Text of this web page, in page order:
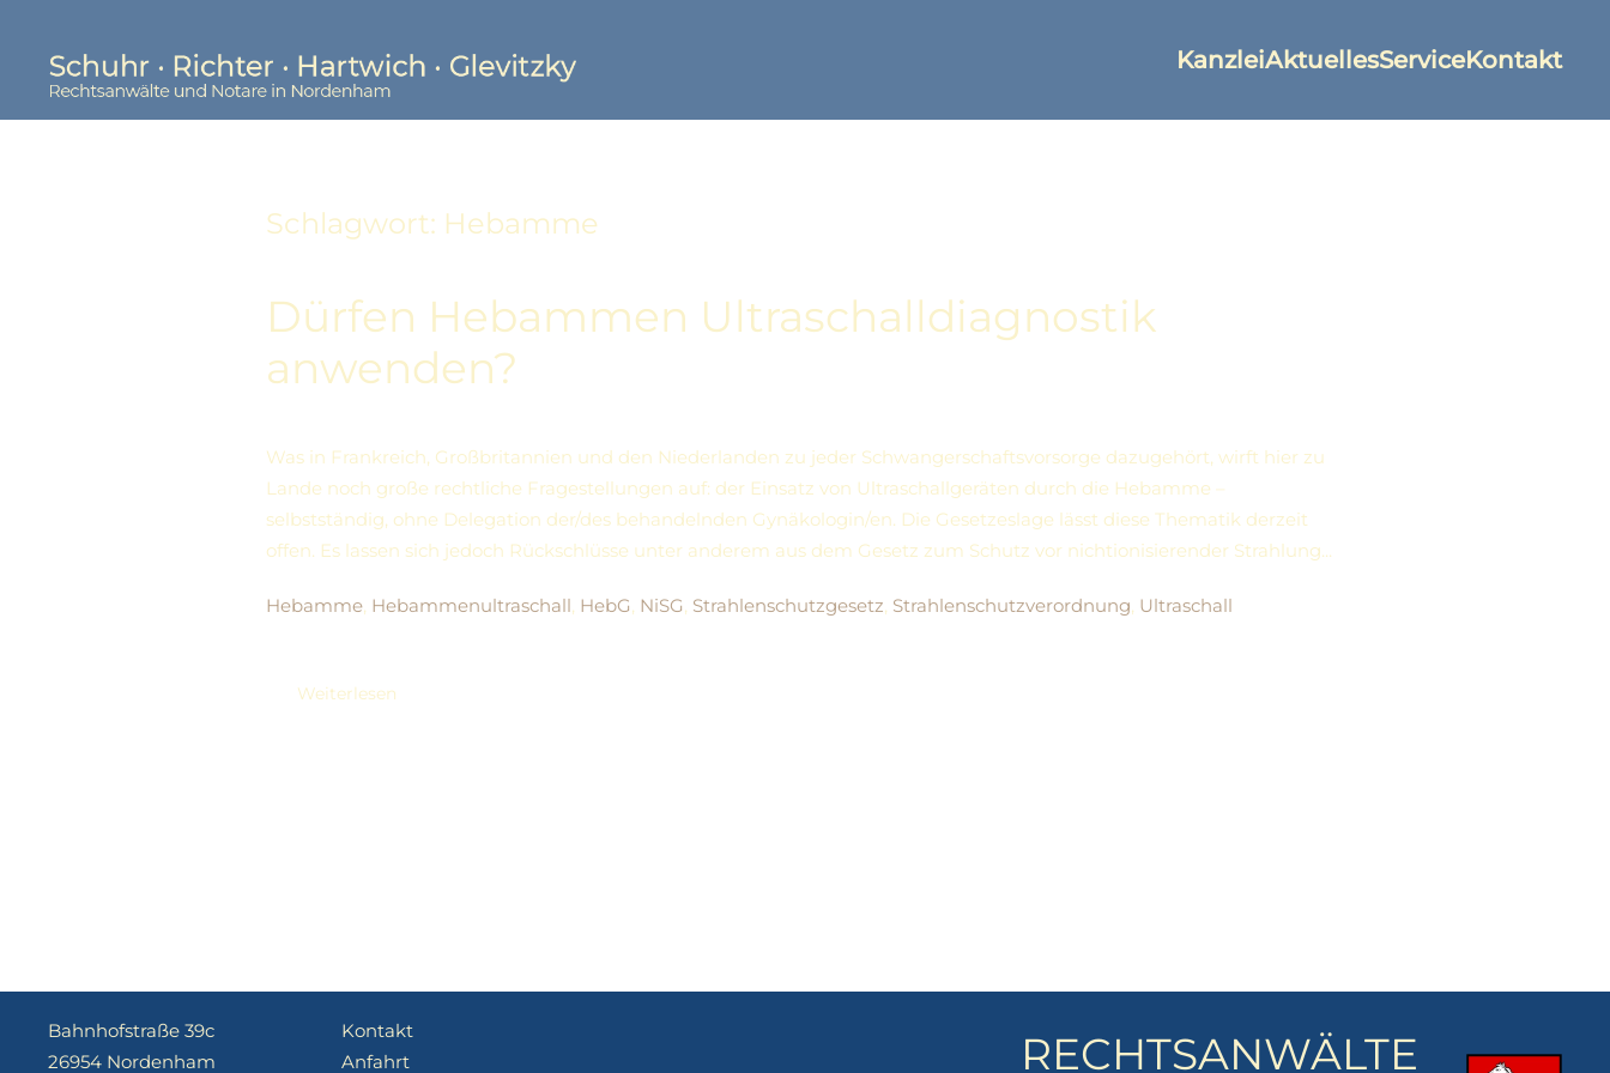
Skip to main content KanzleiAktuellesServiceKontakt
Schlagwort: Hebamme
Dürfen Hebammen Ultraschalldiagnostik
anwenden?
Was in Frankreich, Großbritannien und den Niederlanden zu jeder Schwangerschaftsvorsorge dazugehört, wirft hier zu
Lande noch große rechtliche Fragestellungen auf: der Einsatz von Ultraschallgeräten durch die Hebamme –
selbstständig, ohne Delegation der/des behandelnden Gynäkologin/en. Die Gesetzeslage lässt diese Thematik derzeit
offen. Es lassen sich jedoch Rückschlüsse unter anderem aus dem Gesetz zum Schutz vor nichtionisierender Strahlung...
Hebamme, Hebammenultraschall, HebG, NiSG, Strahlenschutzgesetz, Strahlenschutzverordnung, Ultraschall
Weiterlesen
Bahnhofstraße 39c
26954 Nordenham
Kontakt
Anfahrt
RECHTSANWÄLTE